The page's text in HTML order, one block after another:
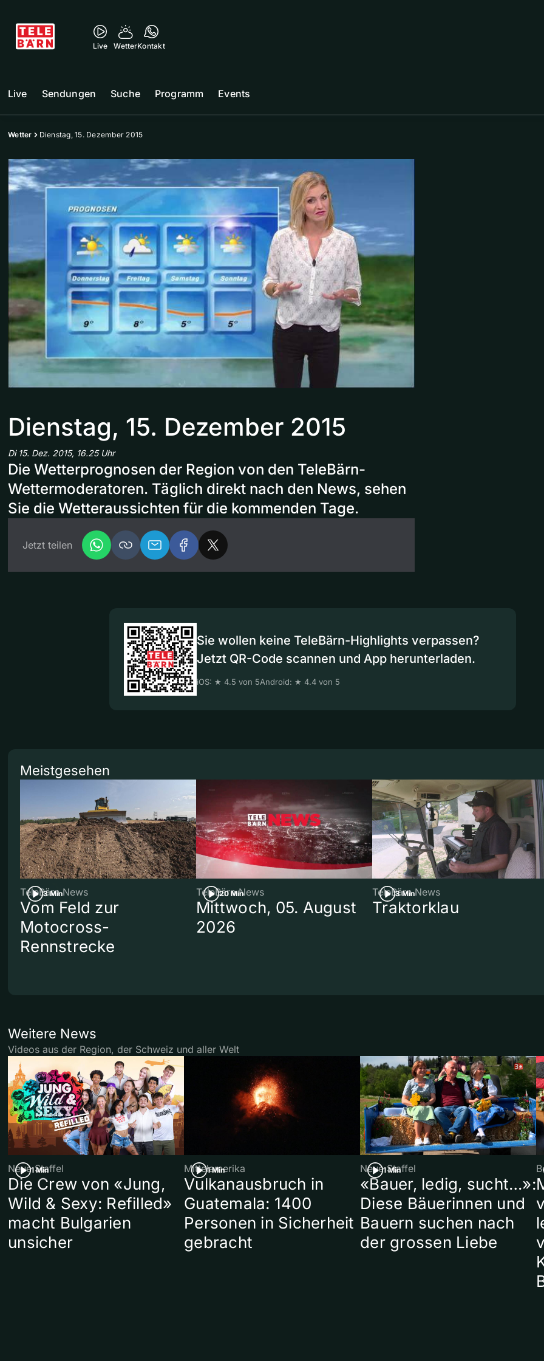
Live WetterKontakt
Live Sendungen Suche Programm Events
Wetter Dienstag, 15. Dezember 2015
Dienstag, 15. Dezember 2015
Di 15. Dez. 2015, 16.25 Uhr
Die Wetterprognosen der Region von den TeleBärn-
Wettermoderatoren. Täglich direkt nach den News, sehen
Sie die Wetteraussichten für die kommenden Tage.
Jetzt teilen
Sie wollen keine TeleBärn-Highlights verpassen?
Jetzt QR-Code scannen und App herunterladen.
iOS: ★ 4.5 von 5Android: ★ 4.4 von 5
Meistgesehen
3 Min
TeleBärn News
Vom Feld zur
Motocross-
Rennstrecke
20 Min
TeleBärn News
Mittwoch, 05. August
2026
3 Min
TeleBärn News
Traktorklau
Weitere News
Videos aus der Region, der Schweiz und aller Welt
1 Min
Neue Staffel
Die Crew von «Jung,
Wild & Sexy: Refilled»
macht Bulgarien
unsicher
1 Min
Mittelamerika
Vulkanausbruch in
Guatemala: 1400
Personen in Sicherheit
gebracht
1 Min
Neue Staffel
«Bauer, ledig, sucht…»:
Diese Bäuerinnen und
Bauern suchen nach
der grossen Liebe